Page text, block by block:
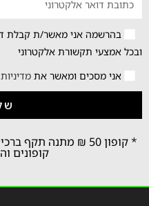
בהרשמה אני מאשר/ת קבלת
ובכל אמצעי תקשורת אלקטרוני
אני מסכים ומאשר את
קופונים